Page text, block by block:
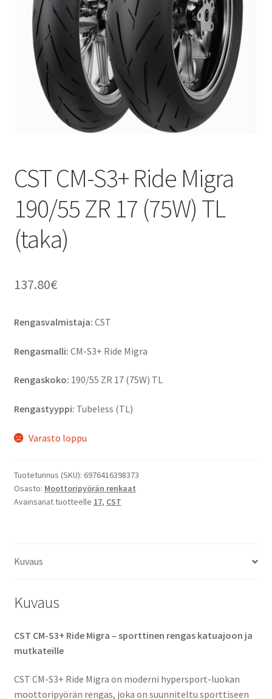
CST CM-S3+ Ride Migra
190/55 ZR 17 (75W) TL
(taka)
137.80€
Rengasvalmistaja: CST
Rengasmalli: CM-S3+ Ride Migra
Rengaskoko: 190/55 ZR 17 (75W) TL
Rengastyyppi: Tubeless (TL)
Varasto loppu
Tuotetunnus (SKU): 6976416398373
Osasto: Moottoripyörän renkaat
Avainsanat tuotteelle 17, CST
Kuvaus
Kuvaus
CST CM-S3+ Ride Migra – sporttinen rengas katuajoon ja
mutkateille
CST CM-S3+ Ride Migra on moderni hypersport-luokan
moottoripyörän rengas, joka on suunniteltu sporttiseen